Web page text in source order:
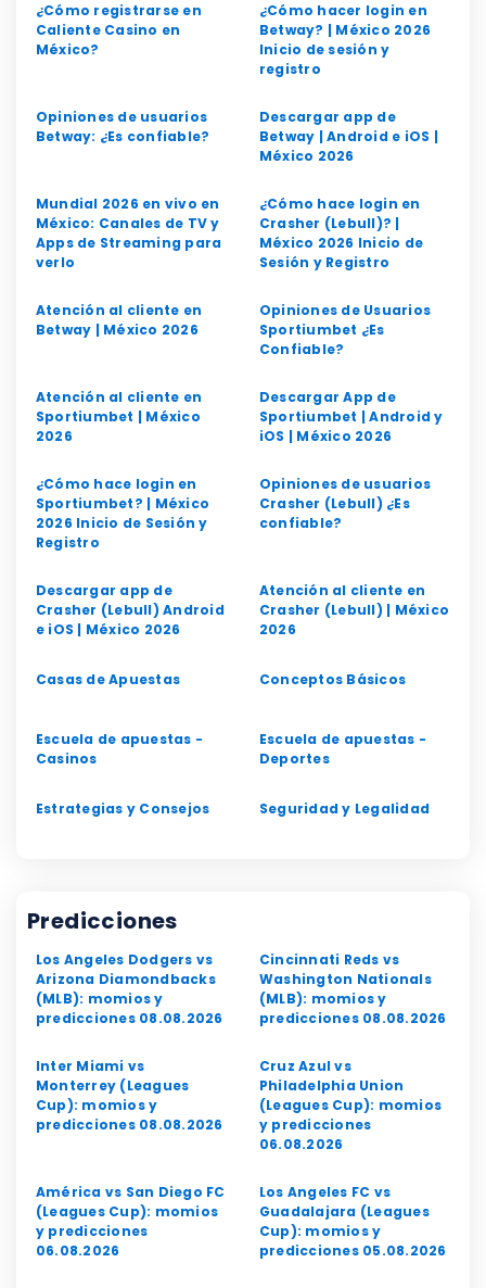
¿Cómo registrarse en
Caliente Casino en
México?
¿Cómo hacer login en
Betway? | México 2026
Inicio de sesión y
registro
Opiniones de usuarios
Betway: ¿Es confiable?
Descargar app de
Betway | Android e iOS |
México 2026
Mundial 2026 en vivo en
México: Canales de TV y
Apps de Streaming para
verlo
¿Cómo hace login en
Crasher (Lebull)? |
México 2026 Inicio de
Sesión y Registro
Atención al cliente en
Betway | México 2026
Opiniones de Usuarios
Sportiumbet ¿Es
Confiable?
Atención al cliente en
Sportiumbet | México
2026
Descargar App de
Sportiumbet | Android y
iOS | México 2026
¿Cómo hace login en
Sportiumbet? | México
2026 Inicio de Sesión y
Registro
Opiniones de usuarios
Crasher (Lebull) ¿Es
confiable?
Descargar app de
Crasher (Lebull) Android
e iOS | México 2026
Atención al cliente en
Crasher (Lebull) | México
2026
Casas de Apuestas Conceptos Básicos
Escuela de apuestas -
Casinos
Escuela de apuestas -
Deportes
Estrategias y Consejos Seguridad y Legalidad
Predicciones
Los Angeles Dodgers vs
Arizona Diamondbacks
(MLB): momios y
predicciones 08.08.2026
Cincinnati Reds vs
Washington Nationals
(MLB): momios y
predicciones 08.08.2026
Inter Miami vs
Monterrey (Leagues
Cup): momios y
predicciones 08.08.2026
Cruz Azul vs
Philadelphia Union
(Leagues Cup): momios
y predicciones
06.08.2026
América vs San Diego FC
(Leagues Cup): momios
y predicciones
06.08.2026
Los Angeles FC vs
Guadalajara (Leagues
Cup): momios y
predicciones 05.08.2026